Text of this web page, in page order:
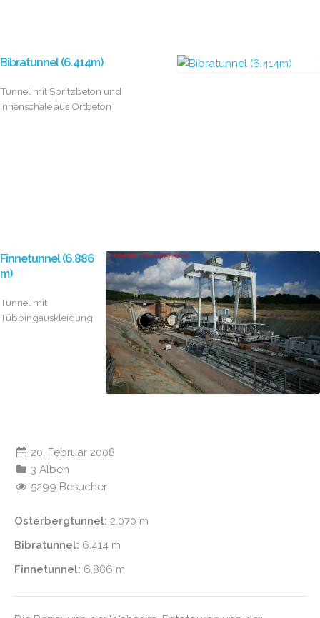
Bibratunnel (6.414m)
Tunnel mit Spritzbeton und
Innenschale aus Ortbeton
Finnetunnel (6.886
m)
Tunnel mit
Tübbingauskleidung
20. Februar 2008
3 Alben
5299 Besucher
Osterbergtunnel: 2.070 m
Bibratunnel: 6.414 m
Finnetunnel: 6.886 m